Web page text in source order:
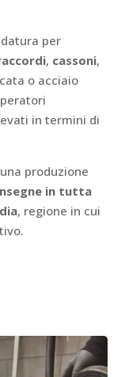
per
, cassoni,
o acciaio
in termini di
produzione
in tutta
, regione in cui